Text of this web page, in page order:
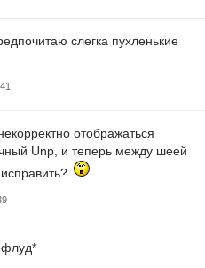
слегка пухленькие
отображаться
Unp, и теперь между шеей